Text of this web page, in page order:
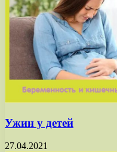
Ужин у детей
27.04.2021